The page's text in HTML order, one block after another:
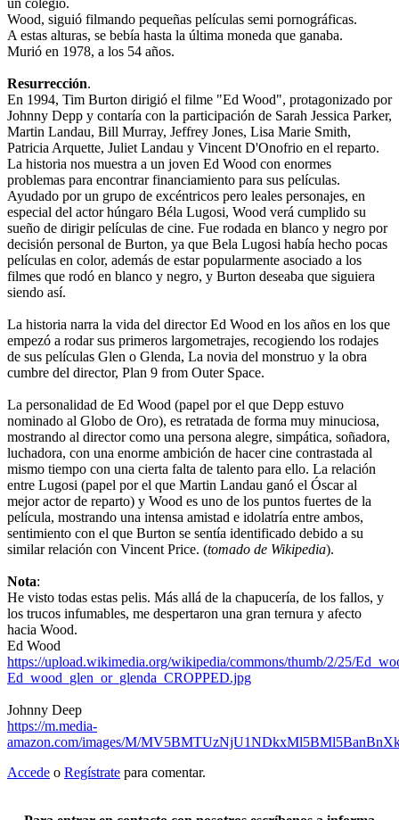
Wood, siguió filmando pequeñas películas semi pornográficas.
A estas alturas, se bebía hasta la última moneda que ganaba.
Murió en 1978, a los 54 años.
Resurrección.
En 1994, Tim Burton dirigió el filme "Ed Wood", protagonizado por
Johnny Depp y contaría con la participación de Sarah Jessica Parker,
Martin Landau, Bill Murray, Jeffrey Jones, Lisa Marie Smith,
Patricia Arquette, Juliet Landau y Vincent D'Onofrio en el reparto.
La historia nos muestra a un joven Ed Wood con enormes
problemas para encontrar financiamiento para sus películas.
Ayudado por un grupo de excéntricos pero leales personajes, en
especial del actor húngaro Béla Lugosi, Wood verá cumplido su
sueño de dirigir películas de cine. Fue rodada en blanco y negro por
decisión personal de Burton, ya que Bela Lugosi había hecho pocas
películas en color, además de estar popularmente asociado a los
filmes que rodó en blanco y negro, y Burton deseaba que siguiera
siendo así.
La historia narra la vida del director Ed Wood en los años en los que
empezó a rodar sus primeros largometrajes, recogiendo los rodajes
de sus películas Glen o Glenda, La novia del monstruo y la obra
cumbre del director, Plan 9 from Outer Space.
La personalidad de Ed Wood (papel por el que Depp estuvo
nominado al Globo de Oro), es retratada de forma muy minuciosa,
mostrando al director como una persona alegre, simpática, soñadora,
luchadora, con una enorme ambición de hacer cine contrastada al
mismo tiempo con una cierta falta de talento para ello. La relación
entre Lugosi (papel por el que Martin Landau ganó el Óscar al
mejor actor de reparto) y Wood es uno de los puntos fuertes de la
película, mostrando una intensa amistad e idolatría entre ambos,
sentimiento con el que Burton se sentía identificado debido a su
similar relación con Vincent Price. (tomado de Wikipedia).
Nota:
He visto todas estas pelis. Más allá de la chapucería, de los fallos, y
los trucos infumables, me despertaron una gran ternura y afecto
hacia Wood.
Ed Wood
https://upload.wikimedia.org/wikipedia/commons/thumb/2/25/
Ed_wood_glen_or_glenda_CROPPED.jpg
Johnny Deep
https://m.media-
amazon.com/images/M/
Accede o Regístrate para comentar.